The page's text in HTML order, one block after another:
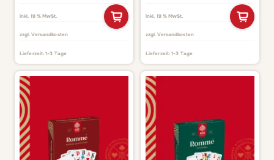
inkl. 19 % MwSt.
zzgl. Versandkosten
Lieferzeit:1-3 Tage
inkl. 19 % MwSt.
zzgl. Versandkosten
Lieferzeit:1-3 Tage